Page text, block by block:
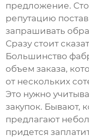
предложение.
репутацию
запрашивать
Сразу стоит
Большинство
объем заказа,
от нескольких
Это нужно
закупок. Бывают,
предлагают
придется